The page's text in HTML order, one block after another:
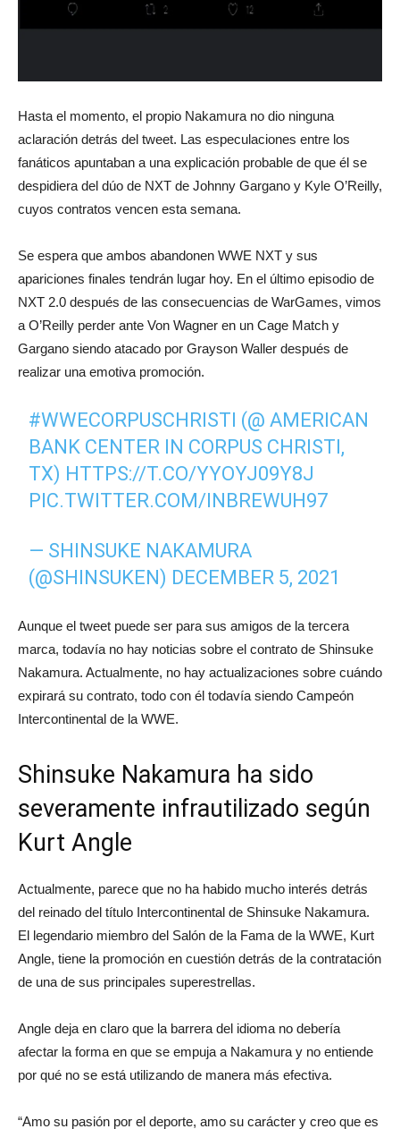
Hasta el momento, el propio Nakamura no dio ninguna
aclaración detrás del tweet. Las especulaciones entre los
fanáticos apuntaban a una explicación probable de que él se
despidiera del dúo de NXT de Johnny Gargano y Kyle O’Reilly,
cuyos contratos vencen esta semana.
Se espera que ambos abandonen WWE NXT y sus
apariciones finales tendrán lugar hoy. En el último episodio de
NXT 2.0 después de las consecuencias de WarGames, vimos
a O’Reilly perder ante Von Wagner en un Cage Match y
Gargano siendo atacado por Grayson Waller después de
realizar una emotiva promoción.
#WWECORPUSCHRISTI (@ AMERICAN
BANK CENTER IN CORPUS CHRISTI,
TX) HTTPS://T.CO/YYOYJ09Y8J
PIC.TWITTER.COM/INBREWUH97
— SHINSUKE NAKAMURA
(@SHINSUKEN) DECEMBER 5, 2021
Aunque el tweet puede ser para sus amigos de la tercera
marca, todavía no hay noticias sobre el contrato de Shinsuke
Nakamura. Actualmente, no hay actualizaciones sobre cuándo
expirará su contrato, todo con él todavía siendo Campeón
Intercontinental de la WWE.
Shinsuke Nakamura ha sido
severamente infrautilizado según
Kurt Angle
Actualmente, parece que no ha habido mucho interés detrás
del reinado del título Intercontinental de Shinsuke Nakamura.
El legendario miembro del Salón de la Fama de la WWE, Kurt
Angle, tiene la promoción en cuestión detrás de la contratación
de una de sus principales superestrellas.
Angle deja en claro que la barrera del idioma no debería
afectar la forma en que se empuja a Nakamura y no entiende
por qué no se está utilizando de manera más efectiva.
“Amo su pasión por el deporte, amo su carácter y creo que es